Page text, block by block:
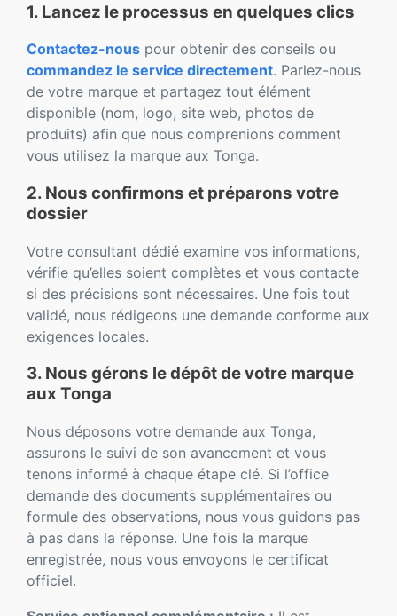
1. Lancez le processus en quelques clics
Contactez-nous pour obtenir des conseils ou
commandez le service directement. Parlez-nous
de votre marque et partagez tout élément
disponible (nom, logo, site web, photos de
produits) afin que nous comprenions comment
vous utilisez la marque aux Tonga.
2. Nous confirmons et préparons votre
dossier
Votre consultant dédié examine vos informations,
vérifie qu’elles soient complètes et vous contacte
si des précisions sont nécessaires. Une fois tout
validé, nous rédigeons une demande conforme aux
exigences locales.
3. Nous gérons le dépôt de votre marque
aux Tonga
Nous déposons votre demande aux Tonga,
assurons le suivi de son avancement et vous
tenons informé à chaque étape clé. Si l’office
demande des documents supplémentaires ou
formule des observations, nous vous guidons pas
à pas dans la réponse. Une fois la marque
enregistrée, nous vous envoyons le certificat
officiel.